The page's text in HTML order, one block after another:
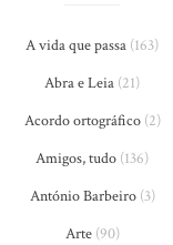
A vida que passa (163)
Abra e Leia (21)
Acordo ortográfico(2)
Amigos, tudo (136)
António Barbeiro(3)
Arte(90)